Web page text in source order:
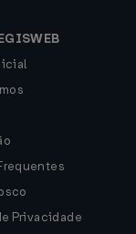
Privacidade